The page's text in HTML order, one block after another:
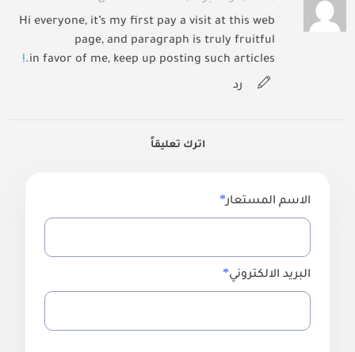
Hi everyone, it’s my first pay a visit at this web
page, and paragraph is truly fruitful
in favor of me, keep up posting such articles.
!
رد
اترك تعليقاً
الاسم المستعار
البريد الالكتروني